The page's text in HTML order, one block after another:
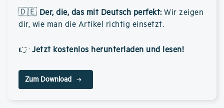
🇩🇪 Der, die, das mit Deutsch perfekt: Wir zeigen
dir, wie man die Artikel richtig einsetzt.
👉 Jetzt kostenlos herunterladen und lesen!
Zum Download